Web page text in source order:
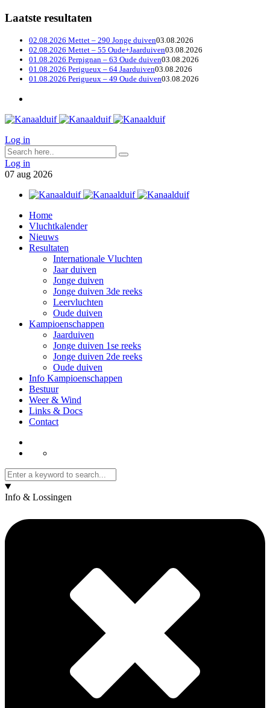
Laatste resultaten
02.08.2026 Mettet – 290 Jonge duiven03.08.2026
02.08.2026 Mettet – 55 Oude+Jaarduiven03.08.2026
01.08.2026 Perpignan – 63 Oude duiven03.08.2026
01.08.2026 Perigueux – 64 Jaarduiven03.08.2026
01.08.2026 Perigueux – 49 Oude duiven03.08.2026
Log in
Log in
07 aug 2026
Home
Vluchtkalender
Nieuws
Resultaten
Internationale Vluchten
Jaar duiven
Jonge duiven
Jonge duiven 3de reeks
Leervluchten
Oude duiven
Kampioenschappen
Jaarduiven
Jonge duiven 1se reeks
Jonge duiven 2de reeks
Oude duiven
Info Kampioenschappen
Bestuur
Weer & Wind
Links & Docs
Contact
Info & Lossingen